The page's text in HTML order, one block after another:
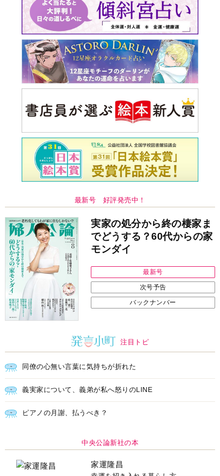
最新号 好評発売中！
実家の処分から終の棲家ま
でどうする？60代からの家
モンダイ
最新号
次号予告
バックナンバー
注目トピ
同僚の心無い言葉に気持ちが折れた
義実家について、義弟が私へ怒りのLINE
ピアノの月謝、払うべき？
中央公論新社の本
家運隆昌